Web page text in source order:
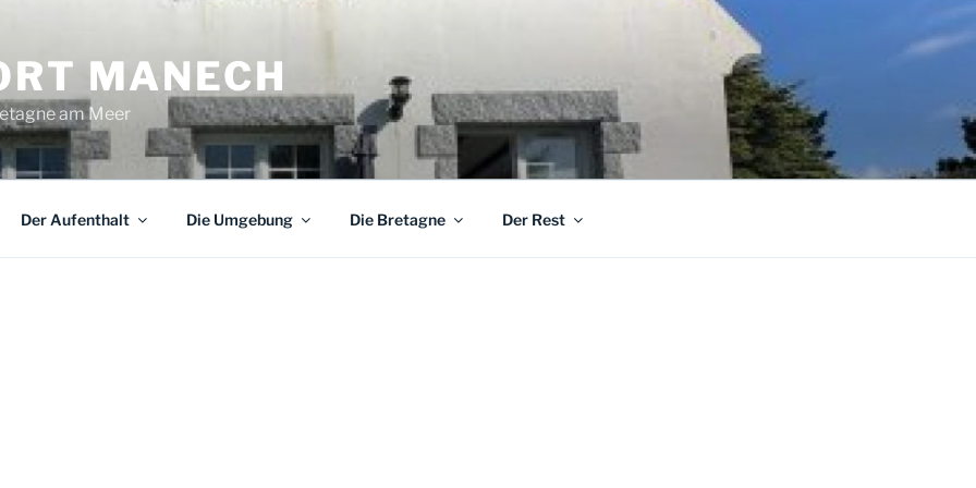
MANECH
am Meer
Der Aufenthalt Die Umgebung Die Bretagne Der Rest